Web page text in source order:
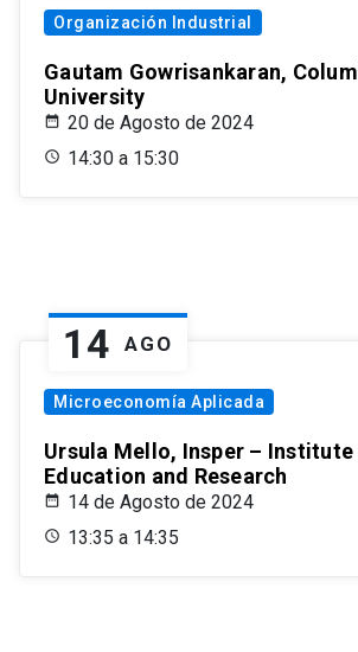
Organización Industrial
Gautam Gowrisankaran,
University
20 de Agosto de 2024
14:30 a 15:30
14 AGO
Microeconomía Aplicada
Ursula Mello, Insper –
Education and Research
14 de Agosto de 2024
13:35 a 14:35